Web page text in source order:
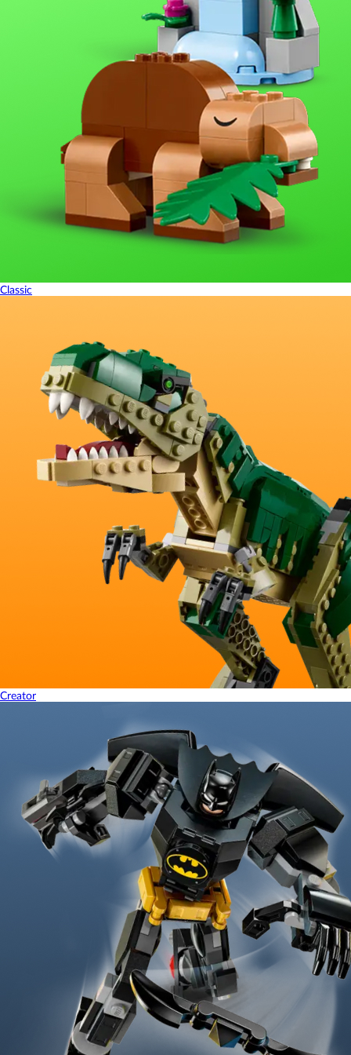
Classic
Creator